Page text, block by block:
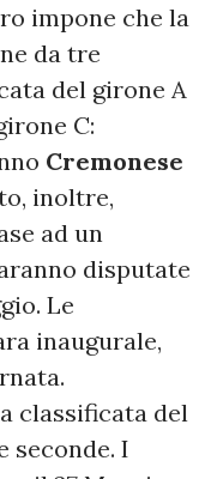
impone che la
da tre
del girone A
C:
Cremonese
inoltre,
ad un
disputate
Le
inaugurale,
classificata del
seconde. I